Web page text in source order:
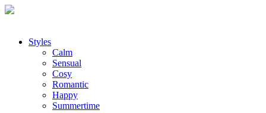
Styles
Calm
Sensual
Cosy
Romantic
Happy
Summertime